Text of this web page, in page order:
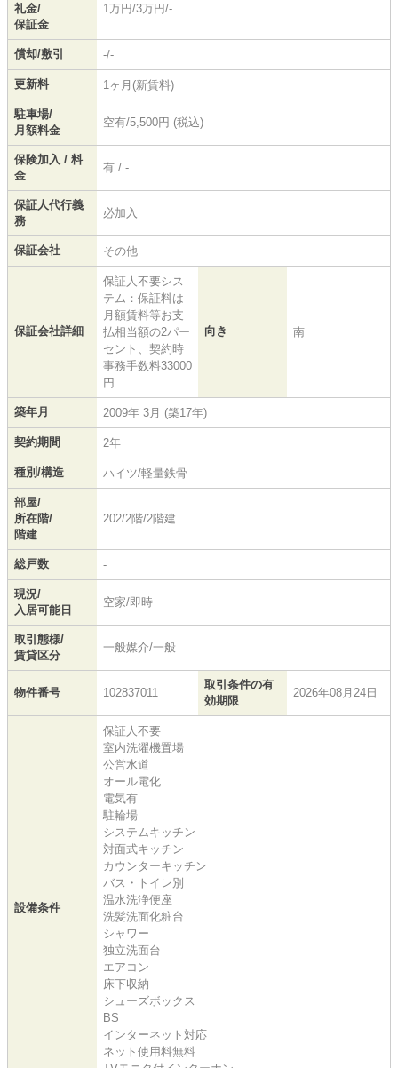
礼金/
保証金
1万円/3万円/-
償却/敷引 -/-
更新料 1ヶ月(新賃料)
駐車場/
月額料金
空有/5,500円 (税込)
保険加入 / 料
金
有 / -
保証人代行義
務
必加入
保証会社 その他
保証会社詳細
保証人不要シス
テム：保証料は
月額賃料等お支
払相当額の2パー
セント、契約時
事務手数料33000
円
向き 南
築年月 2009年 3月 (築17年)
契約期間 2年
種別/構造 ハイツ/軽量鉄骨
部屋/
所在階/
階建
202/2階/2階建
総戸数 -
現況/
入居可能日
空家/即時
取引態様/
賃貸区分
一般媒介/一般
物件番号 102837011
取引条件の有
効期限
2026年08月24日
設備条件
保証人不要
室内洗濯機置場
公営水道
オール電化
電気有
駐輪場
システムキッチン
対面式キッチン
カウンターキッチン
バス・トイレ別
温水洗浄便座
洗髪洗面化粧台
シャワー
独立洗面台
エアコン
床下収納
シューズボックス
BS
インターネット対応
ネット使用料無料